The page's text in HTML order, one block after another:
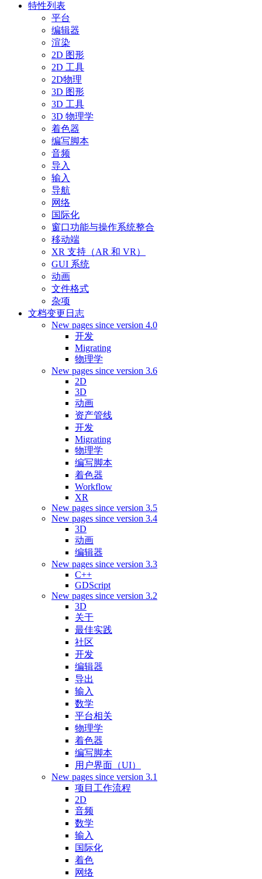
特性列表
平台
编辑器
渲染
2D 图形
2D 工具
2D物理
3D 图形
3D 工具
3D 物理学
着色器
编写脚本
音频
导入
输入
导航
网络
国际化
窗口功能与操作系统整合
移动端
XR 支持（AR 和 VR）
GUI 系统
动画
文件格式
杂项
文档变更日志
New pages since version 4.0
开发
Migrating
物理学
New pages since version 3.6
2D
3D
动画
资产管线
开发
Migrating
物理学
编写脚本
着色器
Workflow
XR
New pages since version 3.5
New pages since version 3.4
3D
动画
编辑器
New pages since version 3.3
C++
GDScript
New pages since version 3.2
3D
关于
最佳实践
社区
开发
编辑器
导出
输入
数学
平台相关
物理学
着色器
编写脚本
用户界面（UI）
New pages since version 3.1
项目工作流程
2D
音频
数学
输入
国际化
着色
网络